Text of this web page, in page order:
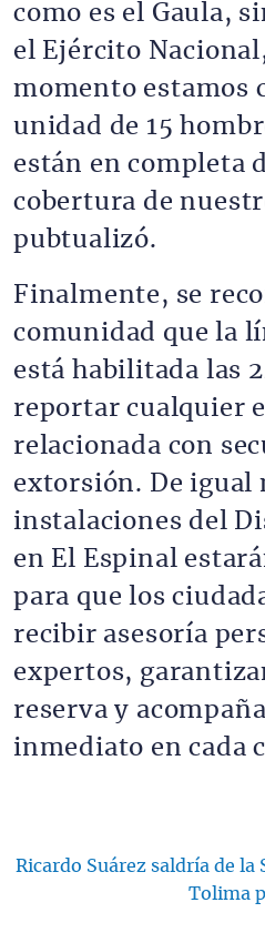
como es el Gaula,
el Ejército
momento estamos
unidad de 15
están en completa
cobertura de
pubtualizó.
Finalmente, se
comunidad que la
está habilitada las
reportar cualquier
relacionada con
extorsión. De igual
instalaciones del
en El Espinal
para que los
recibir asesoría
expertos,
reserva y
inmediato en cada
Ricardo Suárez saldría de
Tolima